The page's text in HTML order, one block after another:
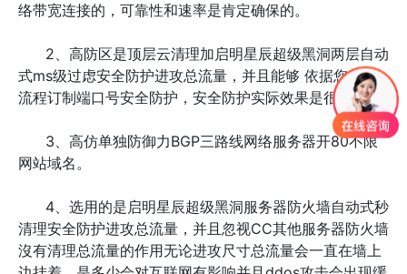
络带宽连接的，可靠性和速率是肯定确保的。
2、高防区是顶层云清理加启明星辰超级黑洞两层自动
式ms级过虑安全防护进攻总流量，并且能够 依据您程序
流程订制端口号安全防护，安全防护实际效果是很好的。
3、高仿单独防御力BGP三路线网络服务器开80不限
网站域名。
4、选用的是启明星辰超级黑洞服务器防火墙自动式秒
清理安全防护进攻总流量，并且忽视CC其他服务器防火墙
沒有清理总流量的作用无论进攻尺寸总流量会一直在墙上